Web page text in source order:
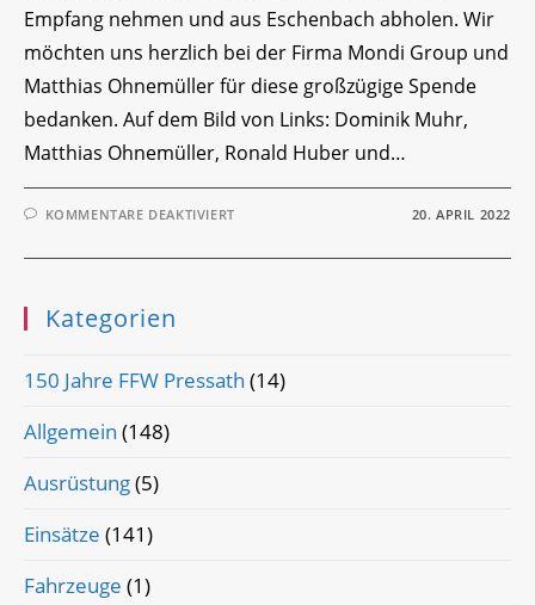
Empfang nehmen und aus Eschenbach abholen. Wir
möchten uns herzlich bei der Firma Mondi Group und
Matthias Ohnemüller für diese großzügige Spende
bedanken. Auf dem Bild von Links: Dominik Muhr,
Matthias Ohnemüller, Ronald Huber und…
KOMMENTARE DEAKTIVIERTFÜR 20. APRIL 2022
Kategorien
150 Jahre FFW Pressath (14)
Allgemein (148)
Ausrüstung(5)
Einsätze (141)
Fahrzeuge (1)